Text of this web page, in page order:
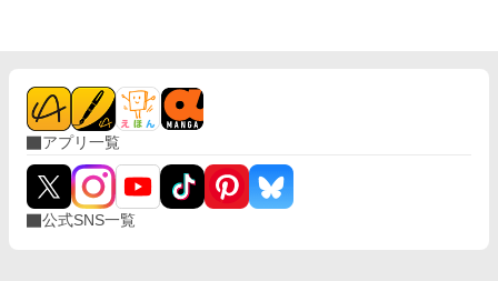
アプリ一覧
公式SNS一覧